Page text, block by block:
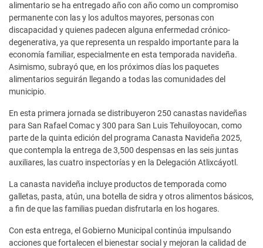
alimentario se ha entregado año con año como un compromiso
permanente con las y los adultos mayores, personas con
discapacidad y quienes padecen alguna enfermedad crónico-
degenerativa, ya que representa un respaldo importante para la
economía familiar, especialmente en esta temporada navideña.
Asimismo, subrayó que, en los próximos días los paquetes
alimentarios seguirán llegando a todas las comunidades del
municipio.
En esta primera jornada se distribuyeron 250 canastas navideñas
para San Rafael Comac y 300 para San Luis Tehuiloyocan, como
parte de la quinta edición del programa Canasta Navideña 2025,
que contempla la entrega de 3,500 despensas en las seis juntas
auxiliares, las cuatro inspectorías y en la Delegación Atlixcáyotl.
La canasta navideña incluye productos de temporada como
galletas, pasta, atún, una botella de sidra y otros alimentos básicos,
a fin de que las familias puedan disfrutarla en los hogares.
Con esta entrega, el Gobierno Municipal continúa impulsando
acciones que fortalecen el bienestar social y mejoran la calidad de